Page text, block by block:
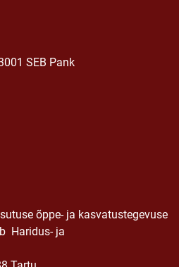
SEB Pank
õppe- ja kasvatustegevuse
Haridus- ja